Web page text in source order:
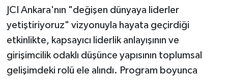
JCI Ankara'nın "değişen dünyaya liderler
yetiştiriyoruz" vizyonuyla hayata geçirdiği
etkinlikte, kapsayıcı liderlik anlayışının ve
girişimcilik odaklı düşünce yapısının toplumsal
gelişimdeki rolü ele alındı. Program boyunca